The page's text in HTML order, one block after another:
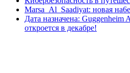
Marsa Al Saadiyat: новая
Дата назначена: Guggenheim
откроется в декабре!